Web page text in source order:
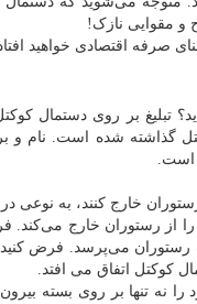
و مقوایی نازک!
صرفه اقتصادی خواهید
تبلیغ بر روی دستمال
گذاشته شده است. نام و
است.
خارج کنند، به نوعی
از رستوران خارج می‌کند.
رستوران می‌پرسد. فرض
کوکتل اتفاق می افتد.
را نه تنها بر روی بسته